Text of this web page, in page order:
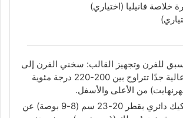
خلاصة فانيليا (اختياري)
للفرن وتجهيز القالب: سخني الفرن إلى
درجة حرارة عالية جدًا تتراوح بين 200-220 درجة مئوية
جهزي قالب كيك دائري بقطر 20-23 سم (8-9 بوصة) عن